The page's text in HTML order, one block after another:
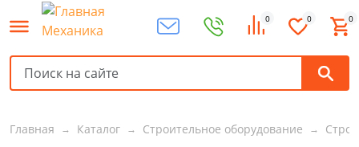
0 0 0
Главная Каталог Строительное оборудование